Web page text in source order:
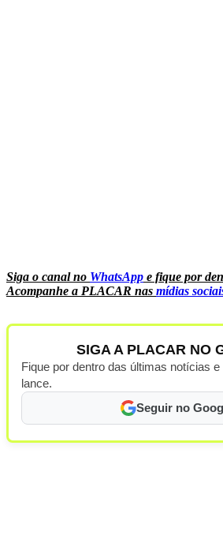
Siga o canal no WhatsApp e fique por
Acompanhe a PLACAR nas mídias
SIGA A PLACAR NO
Fique por dentro das últimas notícias
lance.
Seguir no